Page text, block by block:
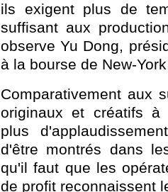
ils exigent plus de
suffisant aux
observe Yu Dong,
à la bourse de New-
Comparativement aux
originaux et créatifs à
plus
d'être montrés dans
qu'il faut que les
de profit reconnaissent